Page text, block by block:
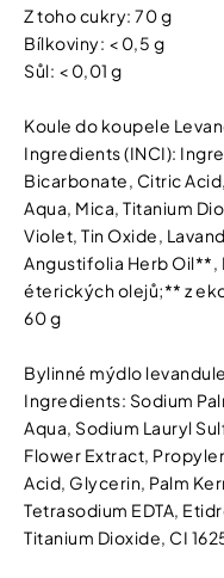
Z toho cukry: 70 g
Bílkoviny: < 0,5 g
Sůl: < 0,01 g
Koule do koupele
Ingredients (INCI):
Bicarbonate, Citric
Aqua, Mica, Titanium
Violet, Tin Oxide,
Angustifolia Herb Oil**,
éterických olejů;** z
60 g
Bylinné mýdlo
Ingredients: Sodium
Aqua, Sodium Lauryl
Flower Extract,
Acid, Glycerin, Palm
Tetrasodium EDTA,
Titanium Dioxide, CI